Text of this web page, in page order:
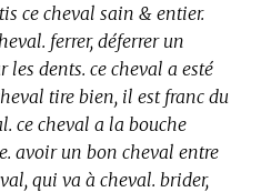
ce cheval sain & entier.
ferrer, déferrer un
dents. ce cheval a esté
tire bien, il est franc du
ce cheval a la bouche
avoir un bon cheval entre
qui va à cheval. brider,